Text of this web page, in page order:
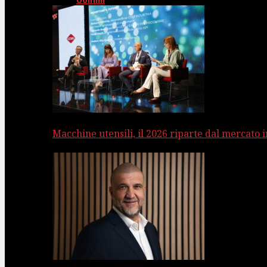
Macchine utensili, il 2026 riparte dal mercato